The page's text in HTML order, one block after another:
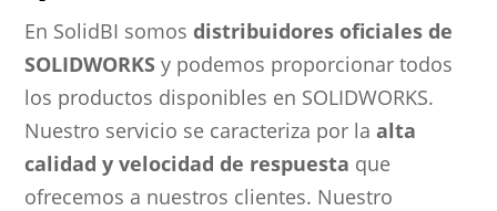
En SolidBI somosdistribuidores oficiales de
SOLIDWORKSy podemos proporcionar todos
los productos disponibles en SOLIDWORKS.
Nuestro servicio se caracteriza por laalta
calidad y velocidad de respuesta que
ofrecemos a nuestros clientes. Nuestro